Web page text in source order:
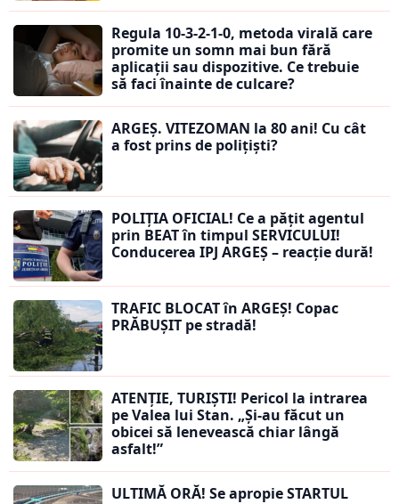
Regula 10-3-2-1-0, metoda virală care
promite un somn mai bun fără
aplicații sau dispozitive. Ce trebuie
să faci înainte de culcare?
ARGEȘ. VITEZOMAN la 80 ani! Cu cât
a fost prins de polițiști?
POLIȚIA OFICIAL! Ce a pățit agentul
prin BEAT în timpul SERVICULUI!
Conducerea IPJ ARGEȘ – reacție dură!
TRAFIC BLOCAT în ARGEȘ! Copac
PRĂBUȘIT pe stradă!
ATENȚIE, TURIȘTI! Pericol la intrarea
pe Valea lui Stan. „Și-au făcut un
obicei să lenevească chiar lângă
asfalt!”
ULTIMĂ ORĂ! Se apropie STARTUL